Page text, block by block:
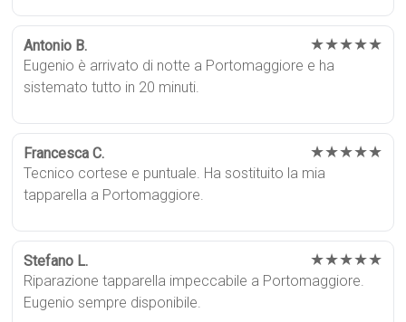
Antonio B. ★★★★★
Eugenio è arrivato di notte a Portomaggiore e ha
sistemato tutto in 20 minuti.
Francesca C. ★★★★★
Tecnico cortese e puntuale. Ha sostituito la mia
tapparella a Portomaggiore.
Stefano L. ★★★★★
Riparazione tapparella impeccabile a Portomaggiore.
Eugenio sempre disponibile.